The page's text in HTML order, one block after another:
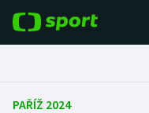
Fotbal
PAŘÍŽ 2024